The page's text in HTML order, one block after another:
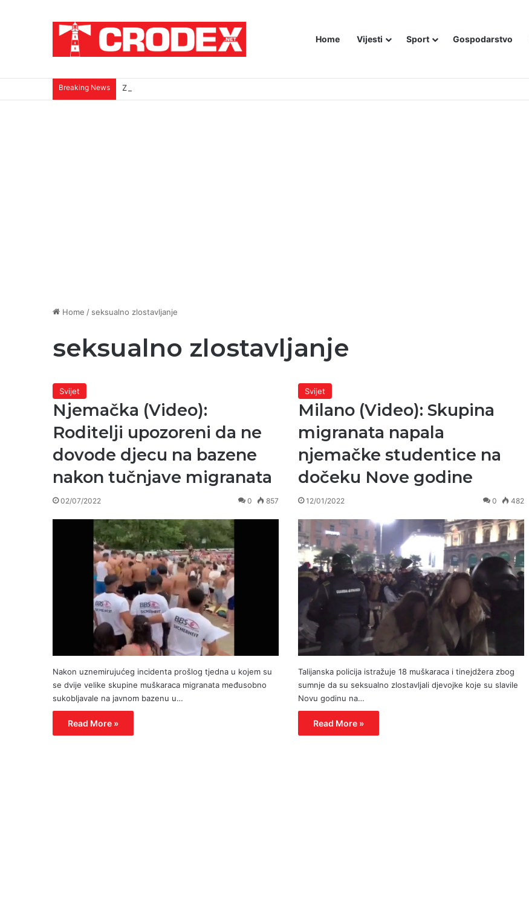
Home Vijesti Sport Gospodarstvo
Breaking News ZNANSTVENICI IZ BOSNE OTKRILI NACIZAM U – BOSNI!
Home / seksualno zlostavljanje
seksualno zlostavljanje
Svijet
Njemačka (Video):
Roditelji upozoreni da ne
dovode djecu na bazene
nakon tučnjave migranata
02/07/2022 0 857
Nakon uznemirujućeg incidenta prošlog tjedna u kojem su
se dvije velike skupine muškaraca migranata međusobno
sukobljavale na javnom bazenu u…
Read More »
Svijet
Milano (Video): Skupina
migranata napala
njemačke studentice na
dočeku Nove godine
12/01/2022 0 482
Talijanska policija istražuje 18 muškaraca i tinejdžera zbog
sumnje da su seksualno zlostavljali djevojke koje su slavile
Novu godinu na…
Read More »